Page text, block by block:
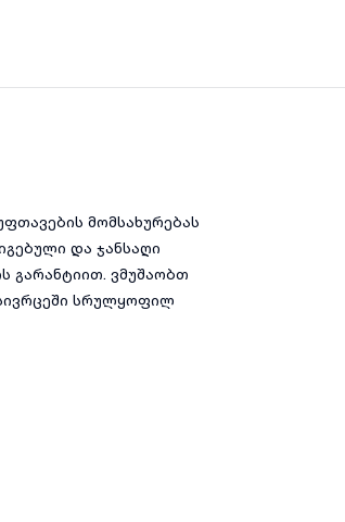
მომსახურებას
და ჯანსაღი
გარანტიით. ვმუშაობთ
სრულყოფილ